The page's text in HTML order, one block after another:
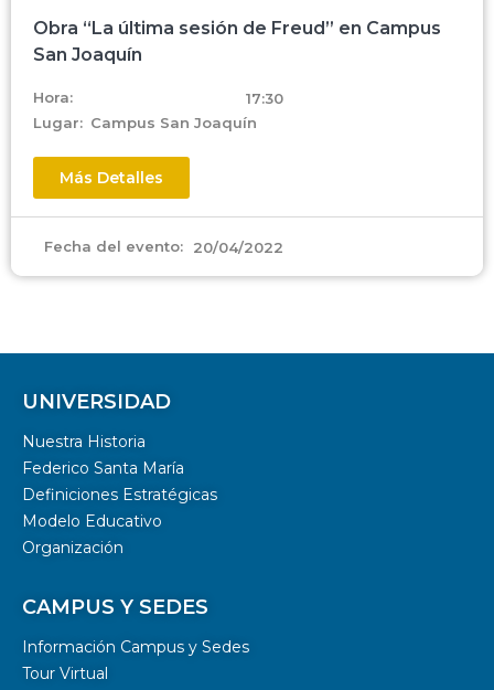
Obra “La última sesión de Freud” en Campus
San Joaquín
Hora:
17:30
Lugar: Campus San Joaquín
Más Detalles
Fecha del evento: 20/04/2022
UNIVERSIDAD
Nuestra Historia
Federico Santa María
Definiciones Estratégicas
Modelo Educativo
Organización
CAMPUS Y SEDES
Información Campus y Sedes
Tour Virtual